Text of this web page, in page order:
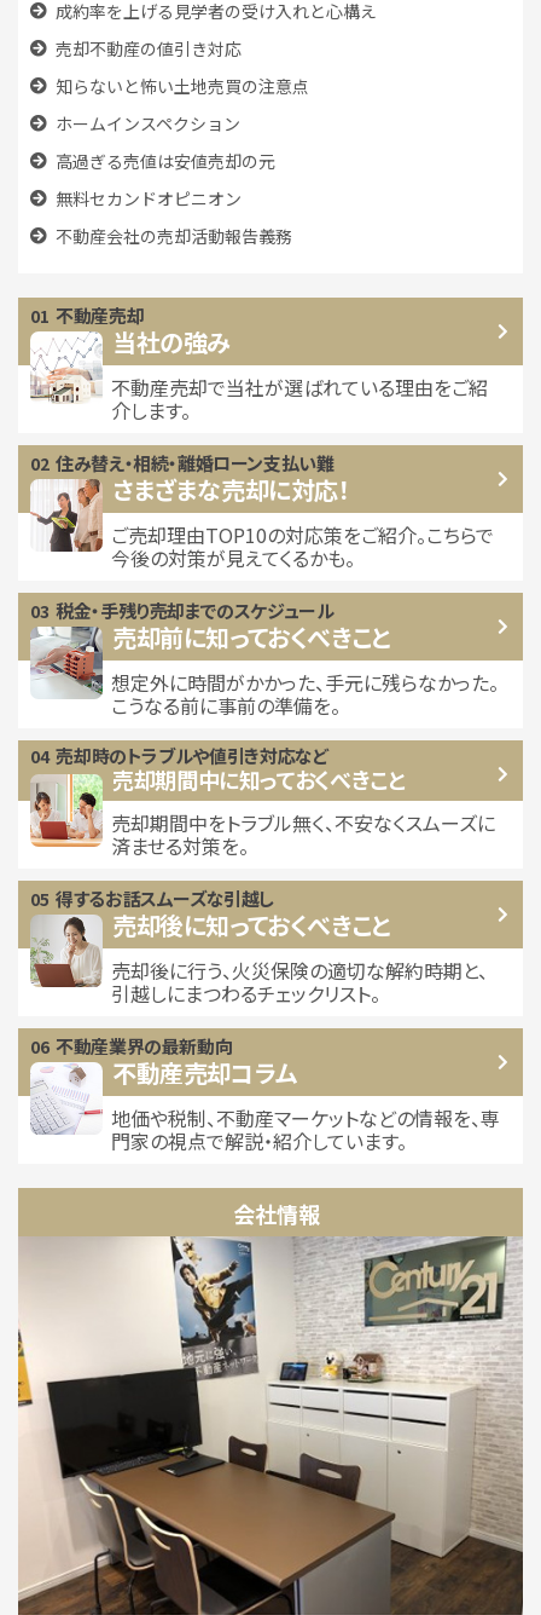
成約率を上げる見学者の受け入れと心構え
売却不動産の値引き対応
知らないと怖い土地売買の注意点
ホームインスペクション
高過ぎる売値は安値売却の元
無料セカンドオピニオン
不動産会社の売却活動報告義務
不動産売却
当社の強み
不動産売却で当社が選ばれている理由をご紹
介します。
住み替え・相続・離婚ローン支払い難
さまざまな売却に対応！
ご売却理由TOP10の対応策をご紹介。こちらで
今後の対策が見えてくるかも。
税金・手残り売却までのスケジュール
売却前に知っておくべきこと
想定外に時間がかかった、手元に残らなかった。
こうなる前に事前の準備を。
売却時のトラブルや値引き対応など
売却期間中に知っておくべきこと
売却期間中をトラブル無く、不安なくスムーズに
済ませる対策を。
得するお話スムーズな引越し
売却後に知っておくべきこと
売却後に行う、火災保険の適切な解約時期と、
引越しにまつわるチェックリスト。
不動産業界の最新動向
不動産売却コラム
地価や税制、不動産マーケットなどの情報を、専
門家の視点で解説・紹介しています。
会社情報